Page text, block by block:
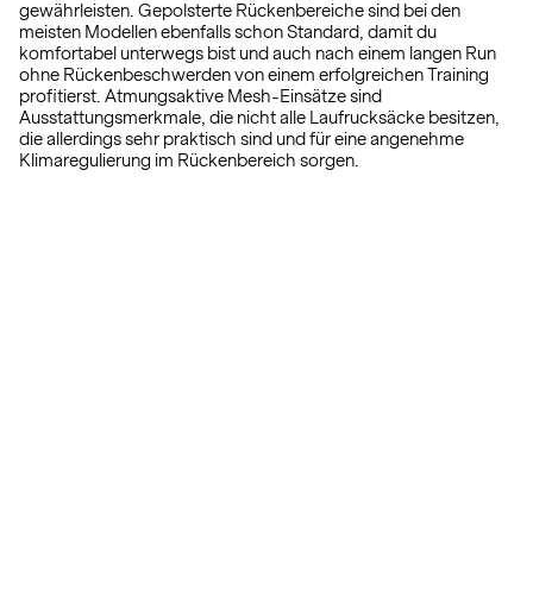
gewährleisten. Gepolsterte Rückenbereiche sind bei den
meisten Modellen ebenfalls schon Standard, damit du
komfortabel unterwegs bist und auch nach einem langen Run
ohne Rückenbeschwerden von einem erfolgreichen Training
profitierst. Atmungsaktive Mesh-Einsätze sind
Ausstattungsmerkmale, die nicht alle Laufrucksäcke besitzen,
die allerdings sehr praktisch sind und für eine angenehme
Klimaregulierung im Rückenbereich sorgen.